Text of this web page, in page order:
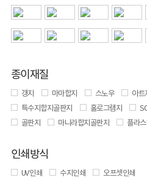
종이재질
갱지 마마합지 스노우 아트
특수지합지골판지
홀로그램지
골판지
마니라합지골판지 플라
인쇄방식
UV 인쇄 수지인쇄 오프셋인쇄